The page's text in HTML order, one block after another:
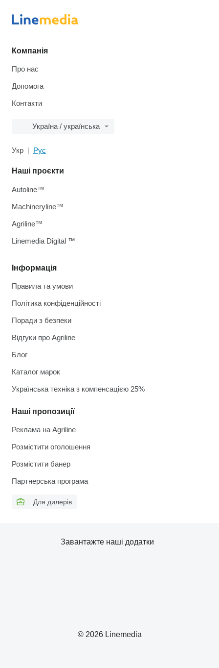
Компанія
Про нас
Допомога
Контакти
Україна / українська
Укр Рус
Інформація
Правила та умови
Політика конфіденційності
Поради з безпеки
Відгуки про Agriline
Блог
Каталог марок
Українська техніка з компенсацією 25%
Наші пропозиції
Реклама на Agriline
Розмістити оголошення
Розмістити банер
Партнерська програма
Для дилерів
Наші проєкти
Autoline™
Machineryline™
Agriline™
Linemedia Digital ™
© 2026 Linemedia
Завантажте наші додатки